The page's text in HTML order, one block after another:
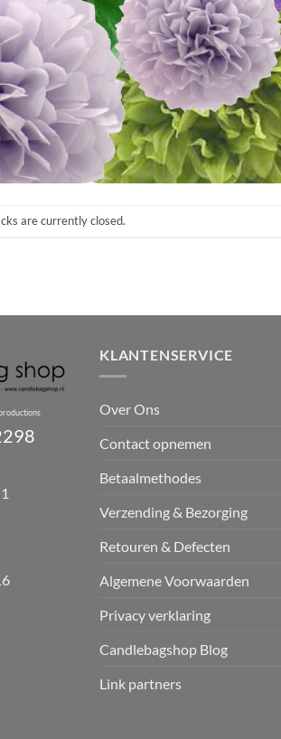
are currently closed.
KLANTENSERVICE
Over Ons
Contact opnemen
Betaalmethodes
Verzending & Bezorging
Retouren & Defecten
Algemene Voorwaarden
Privacy verklaring
Candlebagshop Blog
Link partners